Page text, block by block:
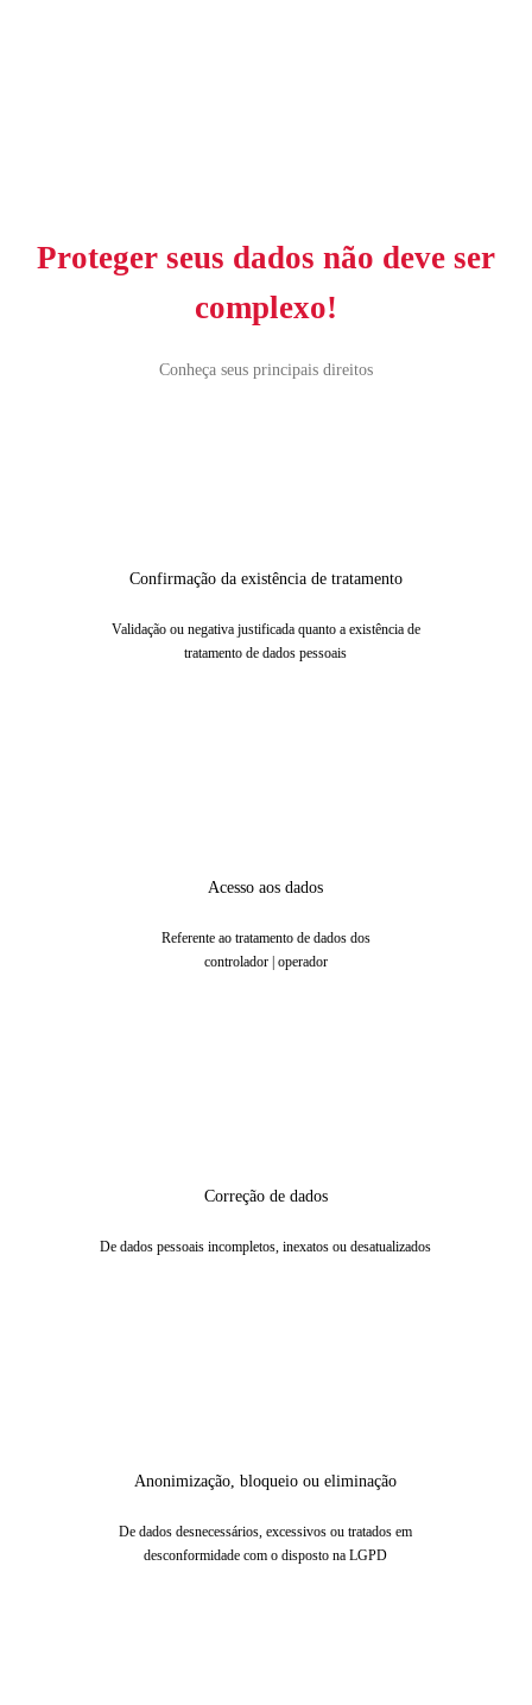
Proteger seus dados não deve ser
complexo!
Conheça seus principais direitos
Confirmação da existência de tratamento
Validação ou negativa justificada quanto a existência de
tratamento de dados pessoais
Acesso aos dados
Referente ao tratamento de dados dos
controlador | operador
Correção de dados
De dados pessoais incompletos, inexatos ou desatualizados
Anonimização, bloqueio ou eliminação
De dados desnecessários, excessivos ou tratados em
desconformidade com o disposto na LGPD